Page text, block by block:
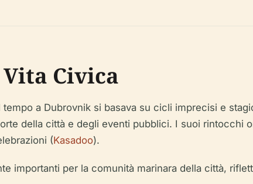
Civica
a Dubrovnik si basava su cicli imprecisi e
della città e degli eventi pubblici. I suoi rintocchi
(Kasadoo).
importanti per la comunità marinara della città,